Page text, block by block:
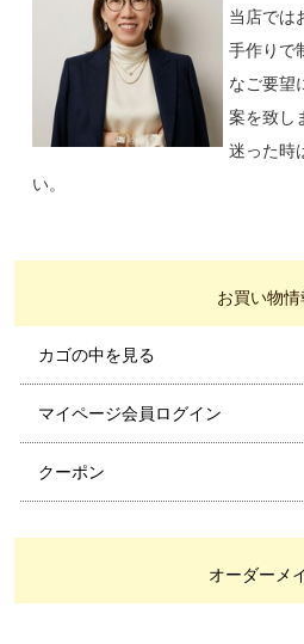
当店では
手作りで
なご要望
案を致し
迷った時
い。
お買い物情
カゴの中を見る
マイページ会員ログイン
クーポン
オーダーメ